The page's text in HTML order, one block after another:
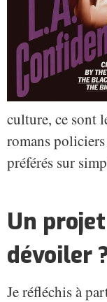
culture, ce sont
romans
préférés sur
Un
dévoiler
Je réfléchis à